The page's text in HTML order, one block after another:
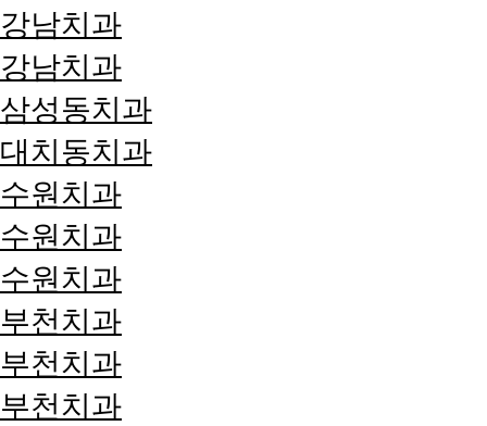
강남치과
강남치과
삼성동치과
대치동치과
수원치과
수원치과
수원치과
부천치과
부천치과
부천치과